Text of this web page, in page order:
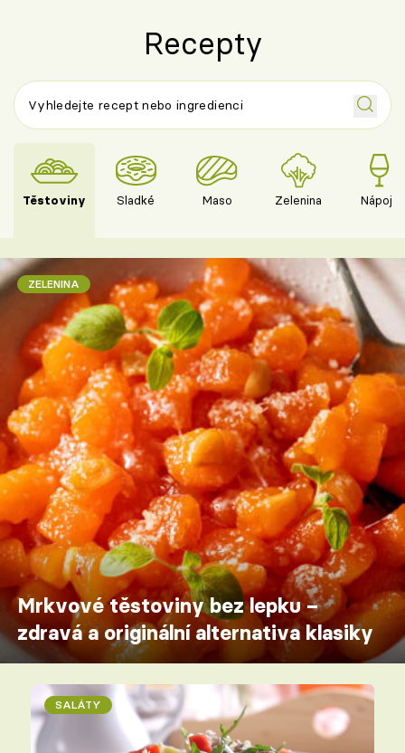
Recepty
Těstoviny Sladké Maso Zelenina Nápoje
ZELENINA
Mrkvové těstoviny bez lepku –
zdravá a originální alternativa klasiky
SALÁTY